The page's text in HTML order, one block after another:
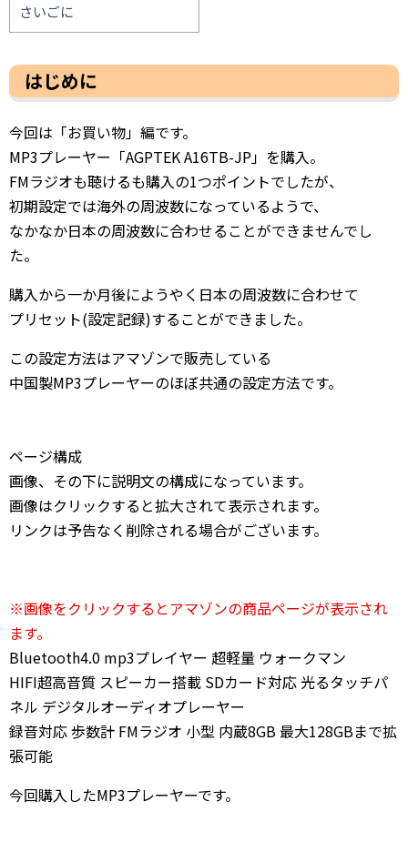
さいごに
はじめに
今回は「お買い物」編です。
MP3プレーヤー「AGPTEK A16TB-JP」を購入。
FMラジオも聴けるも購入の1つポイントでしたが、
初期設定では海外の周波数になっているようで、
なかなか日本の周波数に合わせることができませんでし
た。
購入から一か月後にようやく日本の周波数に合わせて
プリセット(設定記録)することができました。
この設定方法はアマゾンで販売している
中国製MP3プレーヤーのほぼ共通の設定方法です。
ページ構成
画像、その下に説明文の構成になっています。
画像はクリックすると拡大されて表示されます。
リンクは予告なく削除される場合がございます。
※画像をクリックするとアマゾンの商品ページが表示され
ます。
Bluetooth4.0 mp3プレイヤー 超軽量 ウォークマン
HIFI超高音質 スピーカー搭載 SDカード対応 光るタッチパ
ネル デジタルオーディオプレーヤー
録音対応 歩数計 FMラジオ 小型 内蔵8GB 最大128GBまで拡
張可能
今回購入したMP3プレーヤーです。